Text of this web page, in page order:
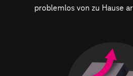
problemlos von zu Hause